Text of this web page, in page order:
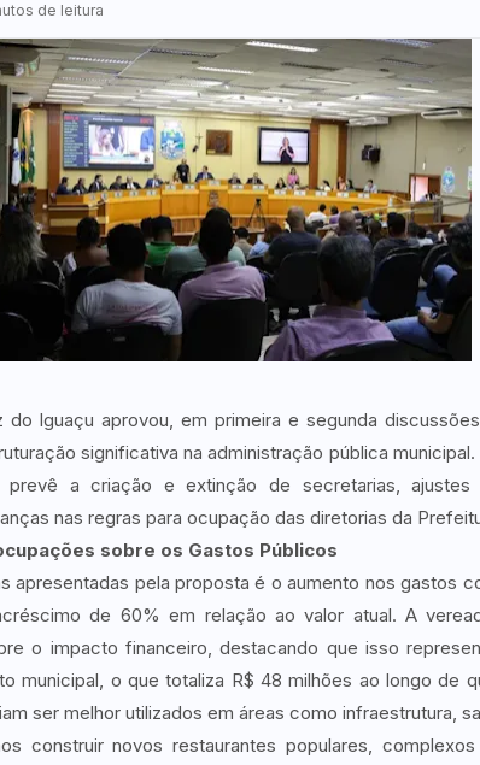
de leitura
do Iguaçu aprovou, em primeira e segunda
significativa na administração pública
a criação e extinção de secretarias, ajustes
nas regras para ocupação das diretorias da
sobre os Gastos Públicos
apresentadas pela proposta é o aumento nos gastos
de 60% em relação ao valor atual. A
o impacto financeiro, destacando que isso
municipal, o que totaliza R$ 48 milhões ao longo de
ser melhor utilizados em áreas como infraestrutura,
construir novos restaurantes populares,